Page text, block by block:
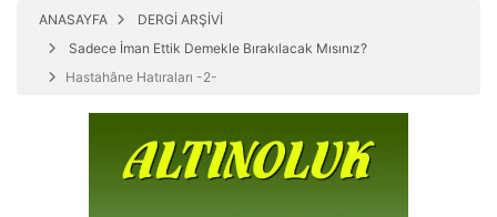
ANASAYFA
DERGİ ARŞİVİ
Sadece İman Ettik Demekle Bırakılacak Mısınız?
Hastahâne Hatıraları -2-